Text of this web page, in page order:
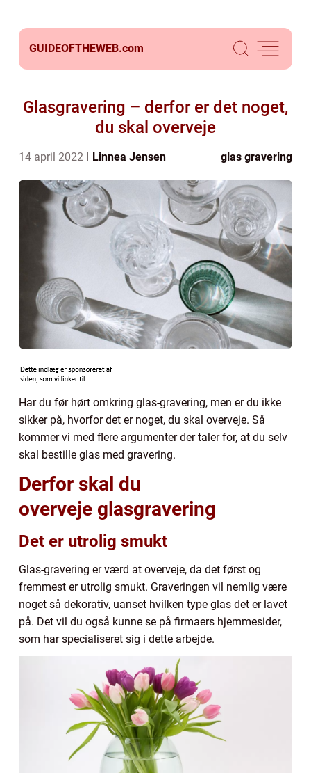
GUIDEOFTHEWEB.com
Glasgravering – derfor er det noget,
du skal overveje
14 april 2022 Linnea Jensen glas gravering
Har du før hørt omkring glas-gravering, men er du ikke
sikker på, hvorfor det er noget, du skal overveje. Så
kommer vi med flere argumenter der taler for, at du selv
skal bestille glas med gravering.
Derfor skal du
overveje glasgravering
Det er utrolig smukt
Glas-gravering er værd at overveje, da det først og
fremmest er utrolig smukt. Graveringen vil nemlig være
noget så dekorativ, uanset hvilken type glas det er lavet
på. Det vil du også kunne se på firmaers hjemmesider,
som har specialiseret sig i dette arbejde.